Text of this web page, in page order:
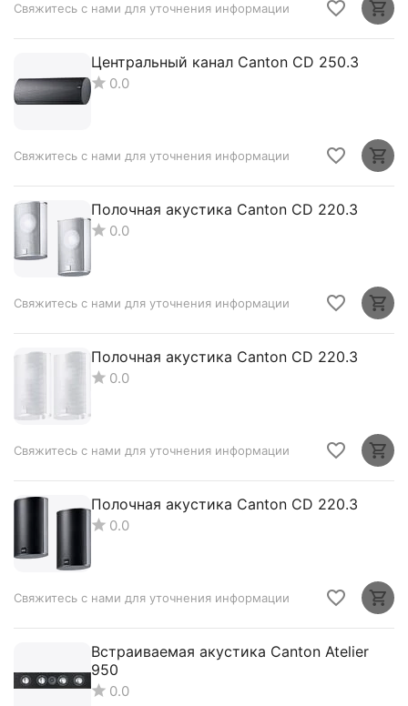
Свяжитесь с нами для уточнения информации
Центральный канал Canton CD 250.3
0.0
Свяжитесь с нами для уточнения информации
Полочная акустика Canton CD 220.3
0.0
Свяжитесь с нами для уточнения информации
Полочная акустика Canton CD 220.3
0.0
Свяжитесь с нами для уточнения информации
Полочная акустика Canton CD 220.3
0.0
Свяжитесь с нами для уточнения информации
Встраиваемая акустика Canton Atelier
950
0.0